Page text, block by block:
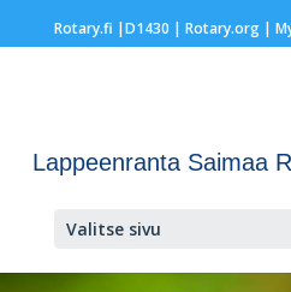
Rotary.fi |D1430 | Rotary.org|
Lappeenranta Saimaa
Valitse sivu